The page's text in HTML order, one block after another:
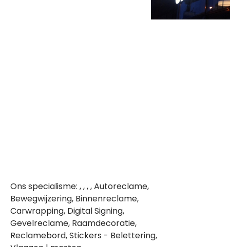
Ons specialisme: , , , , Autoreclame,
Bewegwijzering, Binnenreclame,
Carwrapping, Digital Signing,
Gevelreclame, Raamdecoratie,
Reclamebord, Stickers - Belettering,